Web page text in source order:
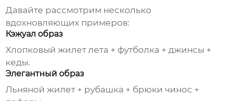
Давайте рассмотрим несколько
вдохновляющих примеров:
Кэжуал образ
Хлопковыйжилет лета + футболка + джинсы +
кеды.
Элегантный образ
Льняной жилет + рубашка + брюки чинос +